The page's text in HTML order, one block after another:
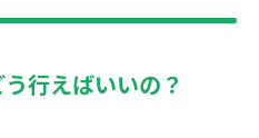
行えばいいの？